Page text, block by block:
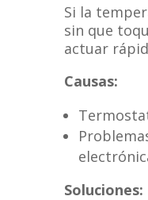
Si la
sin que
actuar
Causas:
Soluciones: